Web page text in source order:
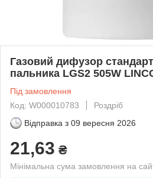
Газовий дифузор
пальника LGS2 505W
Під замовлення
Код: W000010783
Роздріб
Відправка з 09 вересня 2026
21,63 ₴
Мінімальна сума замовлення на